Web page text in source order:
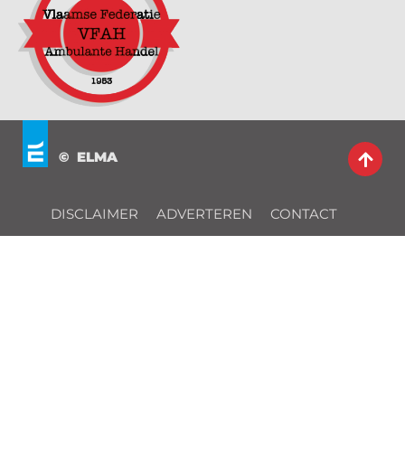
© ELMA
DISCLAIMER ADVERTEREN CONTACT